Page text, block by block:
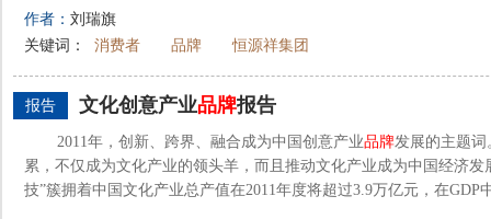
作者： 刘瑞旗
关键词：
消费者 品牌 恒源祥集团
报告 文化创意产业品牌报告
2011年，创新、跨界、融合成为中国创意产业品牌发展的主题
累，不仅成为文化产业的领头羊，而且推动文化产业成为中国经济发
技”簇拥着中国文化产业总产值在2011年度将超过3.9万亿元，在GDP